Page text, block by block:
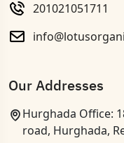
201021051711
Our Addresses
Hurghada Office:
road, Hurghada,